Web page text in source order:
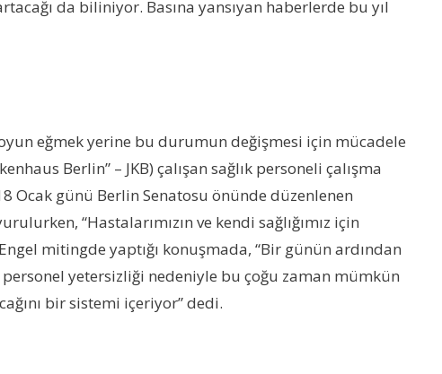
da biliniyor. Basına yansıyan haberlerde bu yıl
eğmek yerine bu durumun değişmesi için mücadele
Berlin” – JKB) çalışan sağlık personeli çalışma
Ocak günü Berlin Senatosu önünde düzenlenen
“Hastalarımızın ve kendi sağlığımız için
mitingde yaptığı konuşmada, “Bir günün ardından
personel yetersizliği nedeniyle bu çoğu zaman mümkün
bir sistemi içeriyor” dedi.